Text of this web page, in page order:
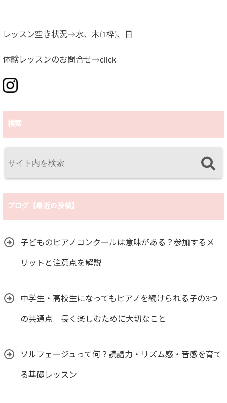
レッスン空き状況→水、木(1枠)、日
体験レッスンのお問合せ→click
検索
ブログ【最近の投稿】
子どものピアノコンクールは意味がある？参加するメ
リットと注意点を解説
中学生・高校生になってもピアノを続けられる子の3つ
の共通点｜長く楽しむために大切なこと
ソルフェージュって何？読譜力・リズム感・音感を育て
る基礎レッスン